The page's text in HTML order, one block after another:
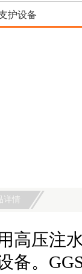
护设备
详情
高压注
备。